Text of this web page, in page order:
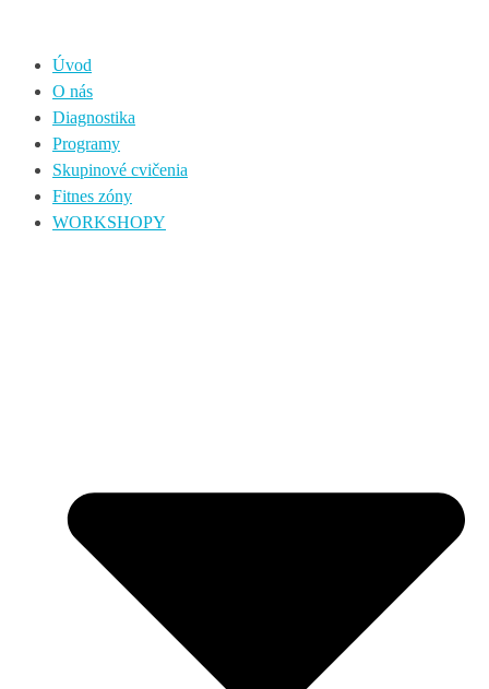
Úvod
O nás
Diagnostika
Programy
Skupinové cvičenia
Fitnes zóny
WORKSHOPY